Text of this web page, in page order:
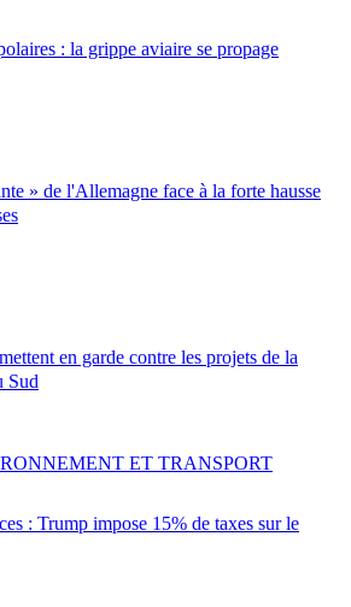
: la grippe aviaire se propage
» de l'Allemagne face à la forte hausse
en garde contre les projets de la
Sud
: Trump impose 15% de taxes sur le
ET TRANSPORT